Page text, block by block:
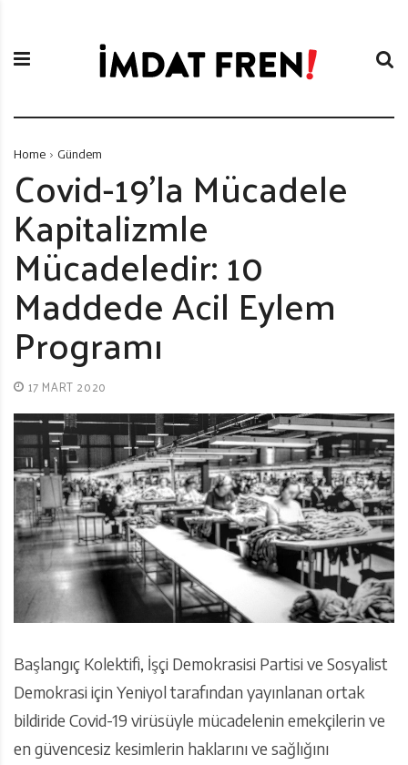
Home Gündem
Covid-19’la Mücadele
Kapitalizmle
Mücadeledir: 10
Maddede Acil Eylem
Programı
17 MART 2020
Başlangıç Kolektifi, İşçi Demokrasisi Partisi ve Sosyalist
Demokrasi için Yeniyol tarafından yayınlanan ortak
bildiride Covid-19 virüsüyle mücadelenin emekçilerin ve
en güvencesiz kesimlerin haklarını ve sağlığını